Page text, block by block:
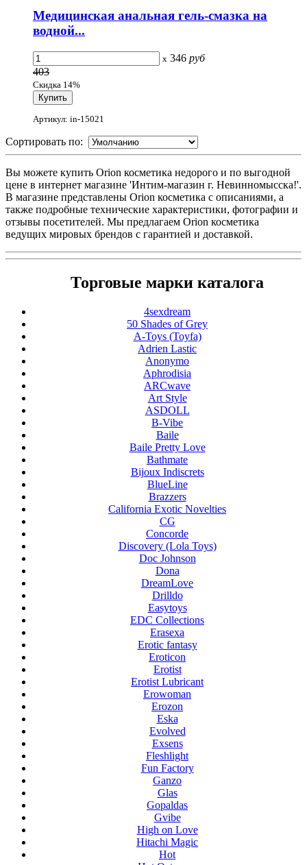
Медицинская анальная гель-смазка на
водной...
x 346 руб
403
Скидка 14%
Артикул: in-15021
Сортировать по:
Вы можете купить Orion косметика недорого и по выгодной
цене в интернет магазине 'Интим-магазин г. Невинномысска!'.
В магазине представлены Orion косметика с описаниями, а
также подробные технические характеристики, фотографии и
отзывы посетителей. Мы предлагаем Orion косметика
ведущих мировых брендов с гарантией и доставкой.
Торговые марки каталога
4sexdream
50 Shades of Grey
A-Toys (Toyfa)
Adrien Lastic
Anonymo
Aphrodisia
ARCwave
Art Style
ASDOLL
B-Vibe
Baile
Baile Pretty Love
Bathmate
Bijoux Indiscrets
BlueLine
Brazzers
California Exotic Novelties
CG
Concorde
Discovery (Lola Toys)
Doc Johnson
Dona
DreamLove
Drilldo
Easytoys
EDC Collections
Erasexa
Erotic fantasy
Eroticon
Erotist
Erotist Lubricant
Erowoman
Erozon
Eska
Evolved
Exsens
Fleshlight
Fun Factory
Ganzo
Glas
Gopaldas
Gvibe
High on Love
Hitachi Magic
Hot